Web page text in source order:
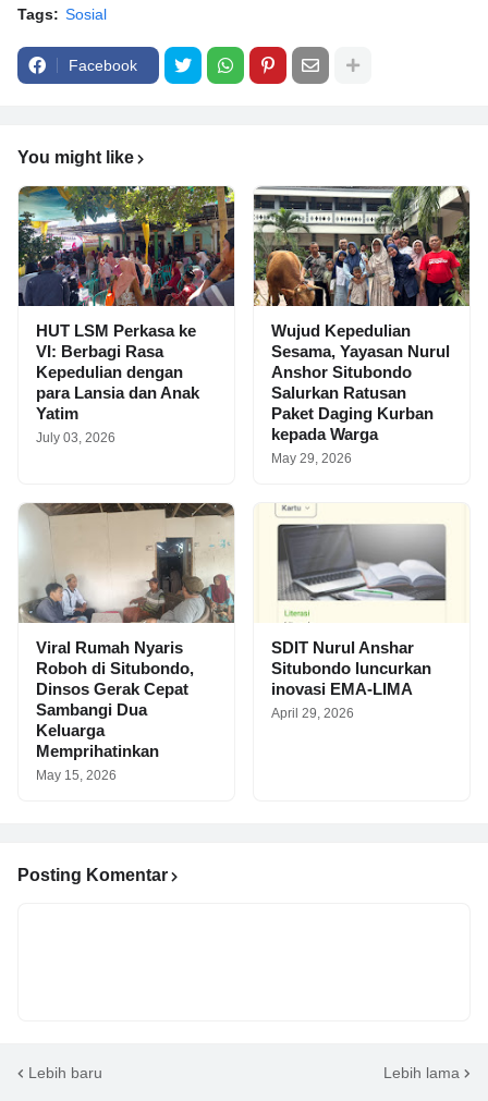
Tags: Sosial
Facebook
You might like
HUT LSM Perkasa ke
VI: Berbagi Rasa
Kepedulian dengan
para Lansia dan Anak
Yatim
July 03, 2026
Wujud Kepedulian
Sesama, Yayasan Nurul
Anshor Situbondo
Salurkan Ratusan
Paket Daging Kurban
kepada Warga
May 29, 2026
Viral Rumah Nyaris
Roboh di Situbondo,
Dinsos Gerak Cepat
Sambangi Dua
Keluarga
Memprihatinkan
May 15, 2026
SDIT Nurul Anshar
Situbondo luncurkan
inovasi EMA-LIMA
April 29, 2026
Posting Komentar
Lebih baru Lebih lama